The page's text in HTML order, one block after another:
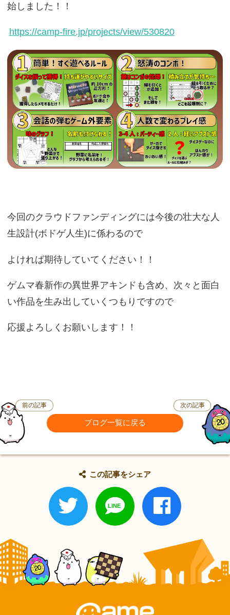
始しました！！
https://camp-fire.jp/projects/view/530820
今回のクラウドファンディングには今後の壮大な人
生設計(ボドゲ人生)に係わるので
よければ期待していてください！！
ゲムマ春新作の異世界アキンドも含め、次々と面白
い作品を生み出していくつもりですので
応援よろしくお願いします！！
前の記事
ブログ一覧に戻る
次の記事
この記事をシェア